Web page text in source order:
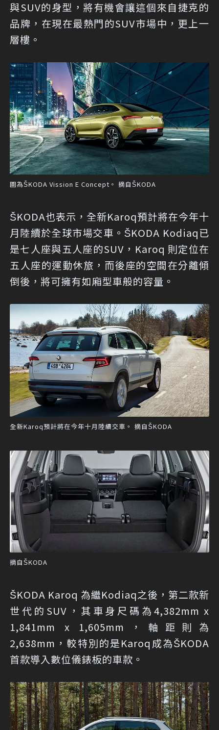
與SUV的身型，將有機會讓這個來自捷克的
品牌，在現在最熱門的SUV市場中，更上一
層樓。
圖為ŠKODA Vission E Concept。 摘自ŠKODA
ŠKODA也表示，全新Karoq預計將在今年十
月陸續於全球市場交車。ŠKODA Kodiaq已
是七人座與五人座的SUV，Karoq 則定位在
五人座的運動休旅，而後座的空間在分離傾
倒後，將可擁有如廂型車般的容量。
全新Karoq預計將在今年十月陸續交車。 摘自ŠKODA
摘自ŠKODA
ŠKODA Karoq 為繼Kodiaq之後，第二款新
世代的SUV，其車身尺碼為4,382mm x
1,841mm x 1,605mm，軸距則為
2,638mm，較特別的是Karoq成為ŠKODA
首款導入數位儀錶板的車款。